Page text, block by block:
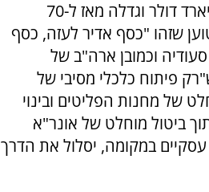
הוערכה בעבר ב-50 מיליארד דולר וגדלה מאז ל-70
שזהו "כסף אדיר לעזה, כסף
וכמובן ארה"ב של
פיתוח כלכלי מסיבי של
של מחנות הפליטים ובינוי
ביטול מוחלט של אונר"א
במקומה, יסלול את הדרך